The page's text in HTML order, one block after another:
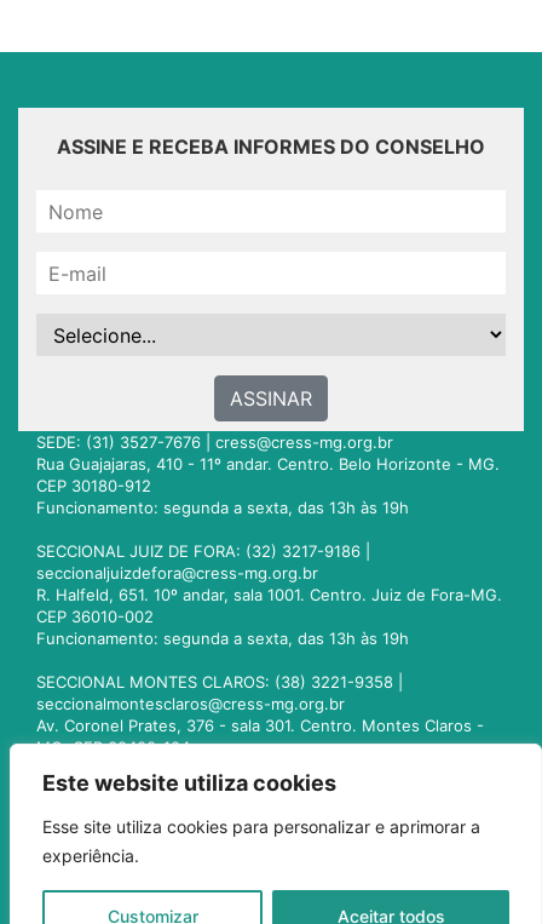
Este website utiliza cookies
Esse site utiliza cookies para personalizar e aprimorar a
experiência.
Customizar Aceitar todos
ASSINE E RECEBA INFORMES DO CONSELHO
ASSINAR
SEDE: (31) 3527-7676 | cress@cress-mg.org.br
Rua Guajajaras, 410 - 11º andar. Centro. Belo Horizonte - MG.
CEP 30180-912
Funcionamento: segunda a sexta, das 13h às 19h
SECCIONAL JUIZ DE FORA: (32) 3217-9186 |
seccionaljuizdefora@cress-mg.org.br
R. Halfeld, 651. 10º andar, sala 1001. Centro. Juiz de Fora-MG.
CEP 36010-002
Funcionamento: segunda a sexta, das 13h às 19h
SECCIONAL MONTES CLAROS: (38) 3221-9358 |
seccionalmontesclaros@cress-mg.org.br
Av. Coronel Prates, 376 - sala 301. Centro. Montes Claros -
MG. CEP 39400-104
seccionaluberlandia@cress-mg.org.br
Av. Afonso Pena, 547 - sala 101. Uberlândia - MG. CEP